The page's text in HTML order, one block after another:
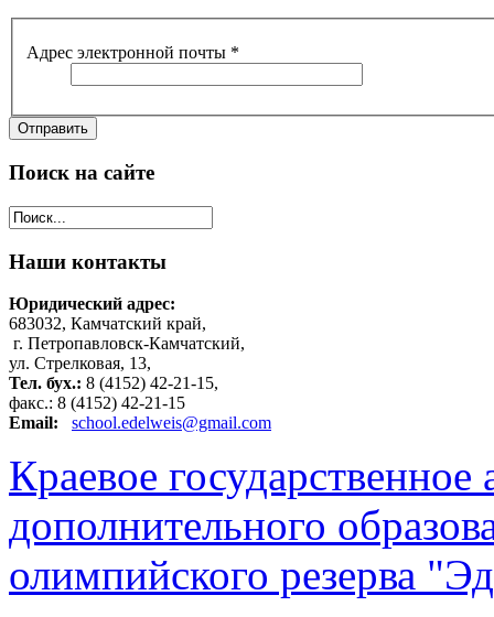
Адрес электронной почты *
Отправить
Поиск на сайте
Наши контакты
Юридический адрес:
683032, Камчатский край,
г. Петропавловск-Камчатский,
ул. Стрелковая, 13,
Тел. бух.: 8 (4152) 42-21-15,
факс.: 8 (4152) 42-21-15
Email:
school.edelweis@gmail.com
Краевое
дополнительного
олимпийского резерва